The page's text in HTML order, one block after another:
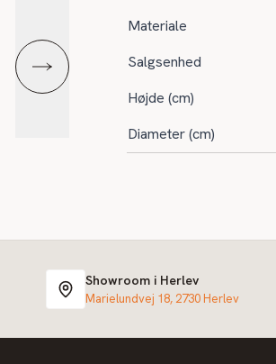
Materiale
Salgsenhed
Højde (cm)
Diameter (cm)
Showroom i Herlev
Marielundvej 18, 2730 Herlev